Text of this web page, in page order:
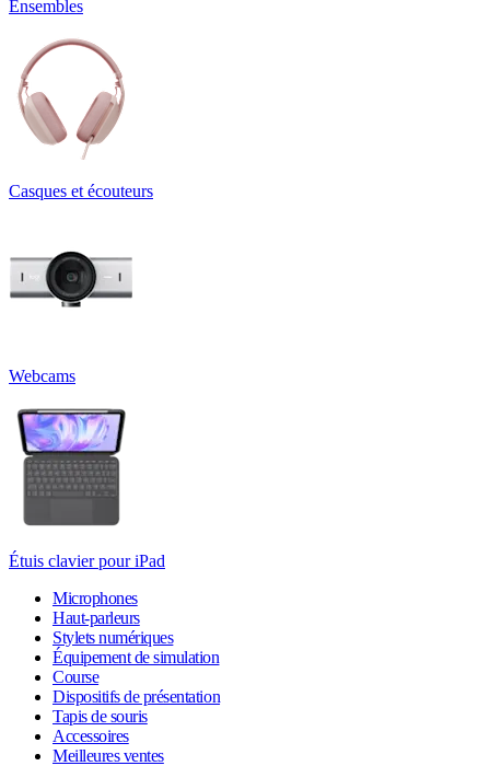
Ensembles
Casques et écouteurs
Webcams
Étuis clavier pour iPad
Microphones
Haut-parleurs
Stylets numériques
Équipement de simulation
Course
Dispositifs de présentation
Tapis de souris
Accessoires
Meilleures ventes